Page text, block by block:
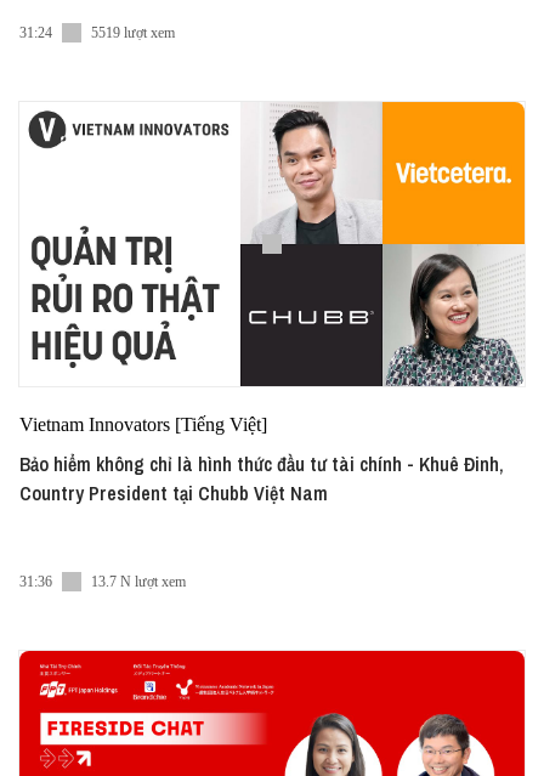
31:24 5519 lượt xem
Vietnam Innovators [Tiếng Việt]
Bảo hiểm không chỉ là hình thức đầu tư tài chính - Khuê Đinh,
Country President tại Chubb Việt Nam
31:36 13.7 N lượt xem